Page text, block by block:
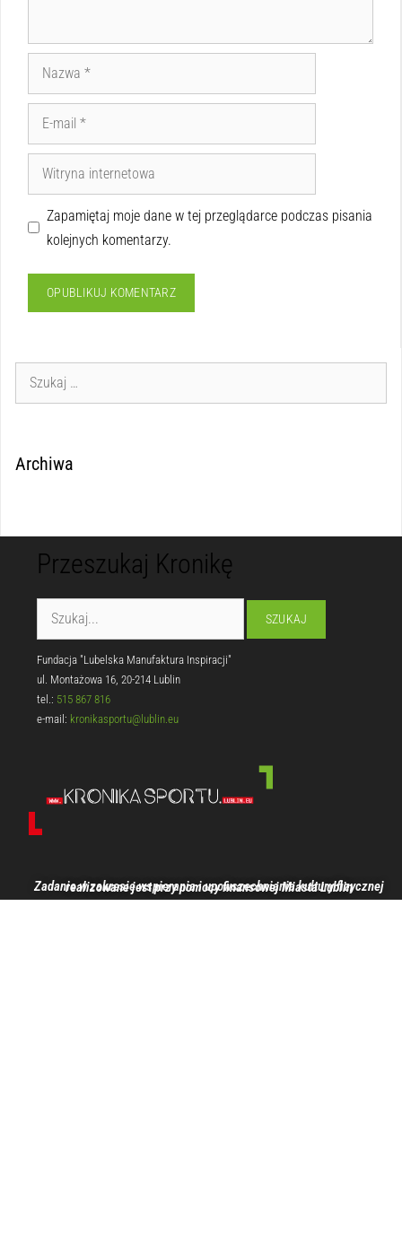
Zapamiętaj moje dane w tej przeglądarce podczas pisania
kolejnych komentarzy.
Archiwa
Przeszukaj Kronikę
Fundacja "Lubelska Manufaktura Inspiracji"
ul. Montażowa 16, 20-214 Lublin
tel.: 515 867 816
e-mail: kronikasportu@lublin.eu
Zadanie w zakresie wspierania i upowszechniania kultury fizycznej realizowane jest przy pomocy finansowej Miasta Lublin